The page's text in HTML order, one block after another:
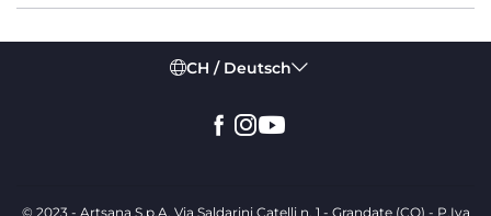
CH / Deutsch
© 2023 - Artsana S.p.A. Via Saldarini Catelli n. 1 - Grandate (CO) - P.Iva